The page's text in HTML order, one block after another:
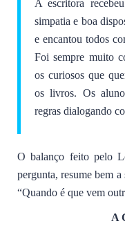
A escritora
simpatia e boa
e encantou todos
Foi sempre muito
os curiosos que
os livros. Os
regras dialogando
O balanço feito pelo
pergunta, resume bem
“Quando é que vem
A